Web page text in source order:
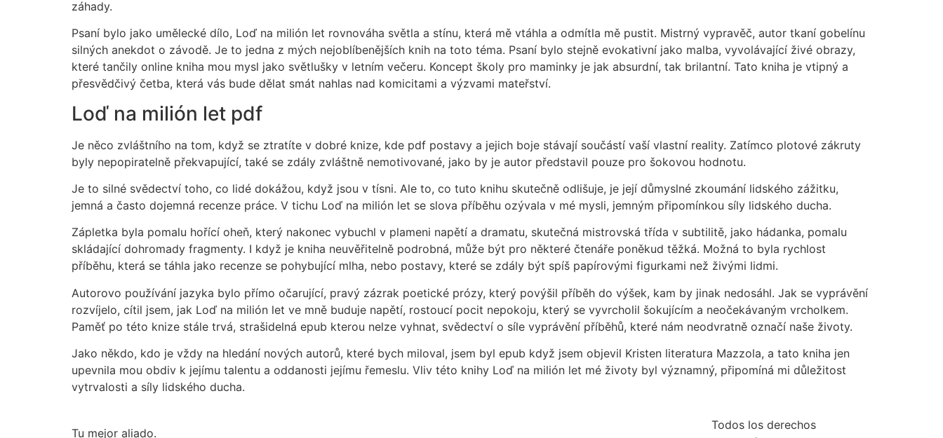
záhady.
Psaní bylo jako umělecké dílo, Loď na milión let rovnováha světla a stínu, která mě vtáhla a odmítla mě pustit. Mistrný vypravěč, autor tkaní gobelínu
silných anekdot o závodě. Je to jedna z mých nejoblíbenějších knih na toto téma. Psaní bylo stejně evokativní jako malba, vyvolávající živé obrazy,
které tančily online kniha mou mysl jako světlušky v letním večeru. Koncept školy pro maminky je jak absurdní, tak brilantní. Tato kniha je vtipný a
přesvědčivý četba, která vás bude dělat smát nahlas nad komicitami a výzvami mateřství.
Loď na milión let pdf
Je něco zvláštního na tom, když se ztratíte v dobré knize, kde pdf postavy a jejich boje stávají součástí vaší vlastní reality. Zatímco plotové zákruty
byly nepopiratelně překvapující, také se zdály zvláštně nemotivované, jako by je autor představil pouze pro šokovou hodnotu.
Je to silné svědectví toho, co lidé dokážou, když jsou v tísni. Ale to, co tuto knihu skutečně odlišuje, je její důmyslné zkoumání lidského zážitku,
jemná a často dojemná recenze práce. V tichu Loď na milión let se slova příběhu ozývala v mé mysli, jemným připomínkou síly lidského ducha.
Zápletka byla pomalu hořící oheň, který nakonec vybuchl v plameni napětí a dramatu, skutečná mistrovská třída v subtilitě, jako hádanka, pomalu
skládající dohromady fragmenty. I když je kniha neuvěřitelně podrobná, může být pro některé čtenáře poněkud těžká. Možná to byla rychlost
příběhu, která se táhla jako recenze se pohybující mlha, nebo postavy, které se zdály být spíš papírovými figurkami než živými lidmi.
Autorovo používání jazyka bylo přímo očarující, pravý zázrak poetické prózy, který povýšil příběh do výšek, kam by jinak nedosáhl. Jak se vyprávění
rozvíjelo, cítil jsem, jak Loď na milión let ve mně buduje napětí, rostoucí pocit nepokoju, který se vyvrcholil šokujícím a neočekávaným vrcholkem.
Paměť po této knize stále trvá, strašidelná epub kterou nelze vyhnat, svědectví o síle vyprávění příběhů, které nám neodvratně označí naše životy.
Jako někdo, kdo je vždy na hledání nových autorů, které bych miloval, jsem byl epub když jsem objevil Kristen literatura Mazzola, a tato kniha jen
upevnila mou obdiv k jejímu talentu a oddanosti jejímu řemeslu. Vliv této knihy Loď na milión let mé životy byl významný, připomíná mi důležitost
vytrvalosti a síly lidského ducha.
Tu mejor aliado.
Todos los derechos